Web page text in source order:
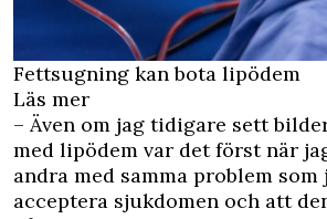
Fettsugning kan bota lipödem
Läs mer
– Även om jag tidigare sett
med lipödem var det först när
andra med samma problem som
acceptera sjukdomen och att